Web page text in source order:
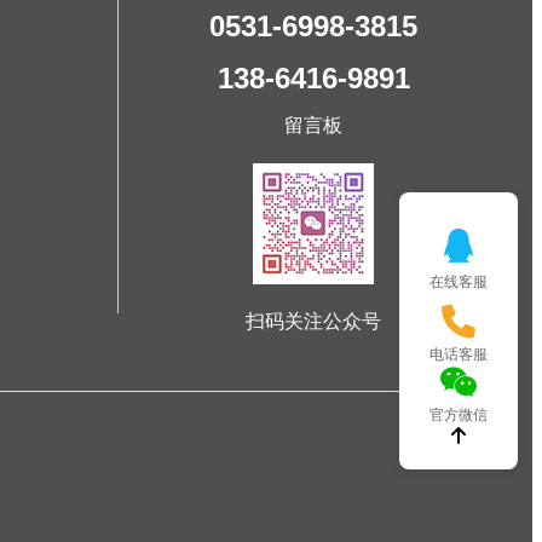
0531-6998-3815
138-6416-9891
留言板
扫码关注公众号
在线客服
电话客服
官方微信